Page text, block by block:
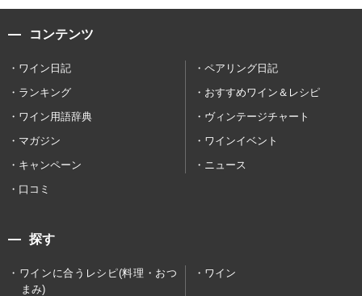
コンテンツ
ワイン日記
ペアリング日記
ランキング
おすすめワイン＆レシピ
ワイン用語辞典
ヴィンテージチャート
マガジン
ワインイベント
キャンペーン
ニュース
口コミ
探す
ワインに合うレシピ(料理・おつ
まみ)
ワイン